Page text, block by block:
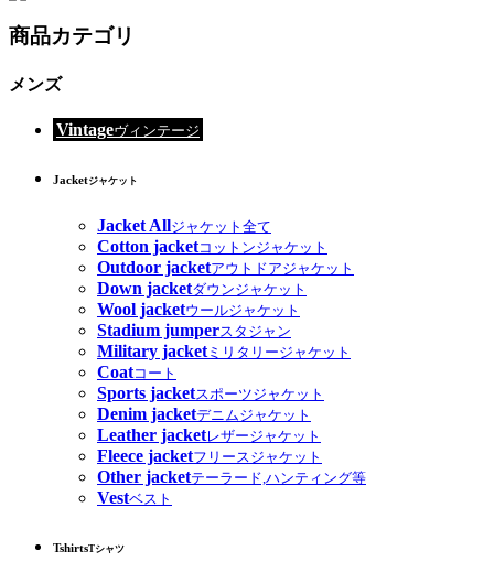
商品カテゴリ
メンズ
Vintageヴィンテージ
Jacketジャケット
Jacket Allジャケット全て
Cotton jacketコットンジャケット
Outdoor jacketアウトドアジャケット
Down jacketダウンジャケット
Wool jacketウールジャケット
Stadium jumperスタジャン
Military jacketミリタリージャケット
Coatコート
Sports jacketスポーツジャケット
Denim jacketデニムジャケット
Leather jacketレザージャケット
Fleece jacketフリースジャケット
Other jacketテーラード,ハンティング等
Vestベスト
TshirtsTシャツ